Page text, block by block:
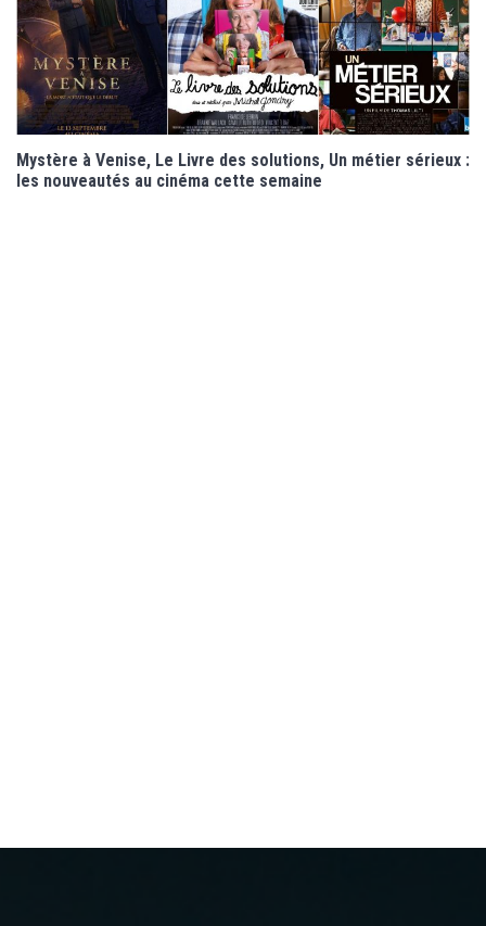
Mystère à Venise, Le Livre des solutions, Un métier sérieux :
les nouveautés au cinéma cette semaine